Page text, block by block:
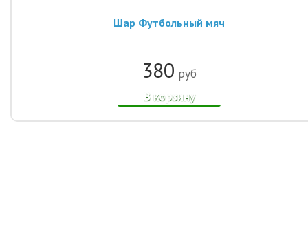
Шар Футбольный мяч
380 руб
В корзину